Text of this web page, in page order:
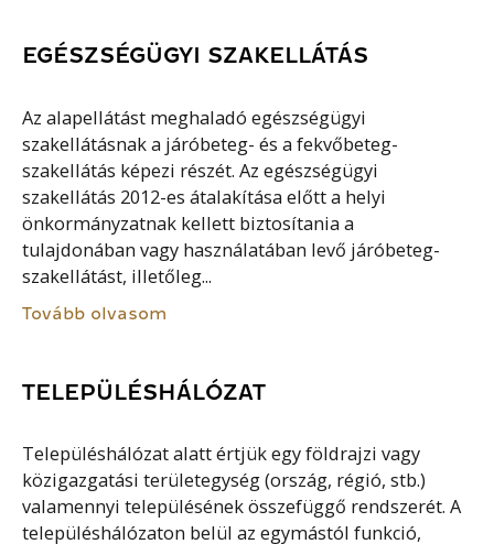
EGÉSZSÉGÜGYI SZAKELLÁTÁS
Az alapellátást meghaladó egészségügyi
szakellátásnak a járóbeteg- és a fekvőbeteg-
szakellátás képezi részét. Az egészségügyi
szakellátás 2012-es átalakítása előtt a helyi
önkormányzatnak kellett biztosítania a
tulajdonában vagy használatában levő járóbeteg-
szakellátást, illetőleg...
Tovább olvasom
TELEPÜLÉSHÁLÓZAT
Településhálózat alatt értjük egy földrajzi vagy
közigazgatási területegység (ország, régió, stb.)
valamennyi településének összefüggő rendszerét. A
településhálózaton belül az egymástól funkció,